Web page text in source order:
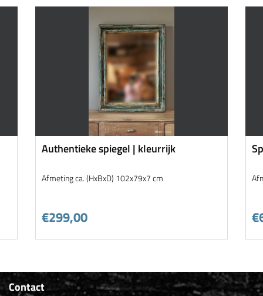
Authentieke spiegel | kleurrijk
Afmeting ca. (HxBxD) 102x79x7 cm
€299,00
Contact